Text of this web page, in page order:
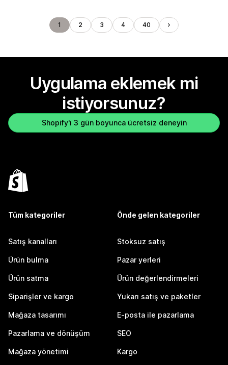
1 2 3 4 40
Uygulama eklemek mi
istiyorsunuz?
Shopify'ı 3 gün boyunca ücretsiz deneyin
Tüm kategoriler
Satış kanalları
Ürün bulma
Ürün satma
Siparişler ve kargo
Mağaza tasarımı
Pazarlama ve dönüşüm
Mağaza yönetimi
Önde gelen kategoriler
Stoksuz satış
Pazar yerleri
Ürün değerlendirmeleri
Yukarı satış ve paketler
E-posta ile pazarlama
SEO
Kargo